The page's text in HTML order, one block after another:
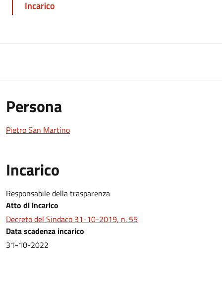
Incarico
Persona
Pietro San Martino
Incarico
Responsabile della trasparenza
Atto di incarico
Decreto del Sindaco 31-10-2019, n. 55
Data scadenza incarico
31-10-2022